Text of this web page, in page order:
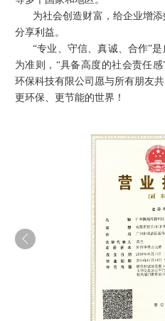
为社会创造财富，给企业增添
分享利益。
“专业、守信、真诚、合作”是
为准则，“具备高度的社会责任感
环保科技有限公司 愿与所有朋友
更环保、更节能的世界！